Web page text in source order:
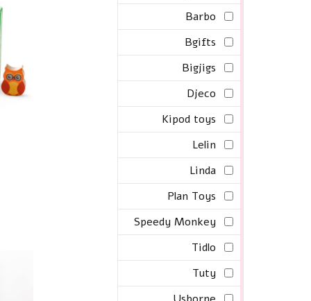
Barbo
Bgifts
Bigjigs
Djeco
Kipod toys
Lelin
Linda
Plan Toys
Speedy Monkey
Tidlo
Tuty